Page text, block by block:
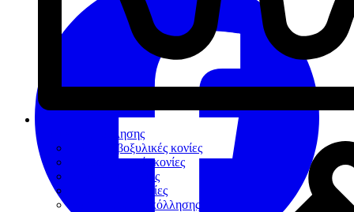
Κονίες Συγκόλλησης
Πολυκαρβοξυλικές κονίες
Υαλοϊονομερείς κονίες
Ρητινώδεις κονίες
Προσωρινές κονίες
Βοηθήματα συγκόλλησης